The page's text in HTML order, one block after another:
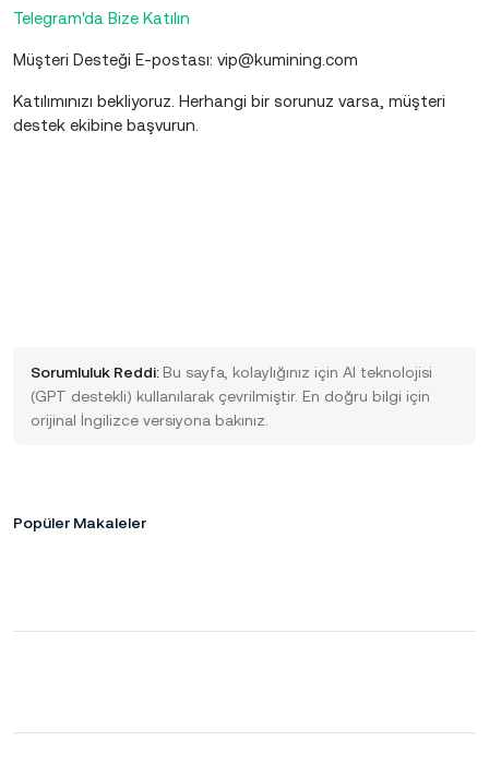
Telegram'da Bize Katılın
Müşteri Desteği E-postası: vip@kumining.com
Katılımınızı bekliyoruz. Herhangi bir sorunuz varsa, müşteri
destek ekibine başvurun.
Sorumluluk Reddi: Bu sayfa, kolaylığınız için AI teknolojisi
(GPT destekli) kullanılarak çevrilmiştir. En doğru bilgi için
orijinal İngilizce versiyona bakınız.
Popüler Makaleler